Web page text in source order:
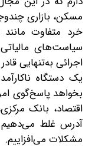
مسکن، بازاری
خرد متفاوت
سیاست‌های
اجرائی به‌تنهایی
یک دستگاه
بخواهد پاسخ‌گوی
اقتصاد، بانک
آدرس غلط
مشکلات می‌افزاییم.